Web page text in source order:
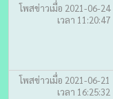
โพสข่าวเมื่อ 2021-06-24
เวลา 11:20:47
โพสข่าวเมื่อ 2021-06-21
เวลา 16:25:32